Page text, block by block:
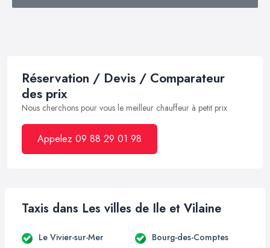
Réservation / Devis / Comparateur
des prix
Nous cherchons pour vous le meilleur chauffeur à petit prix
Appelez 09 88 29 01 98
Taxis dans Les villes de Ile et Vilaine
Le Vivier-sur-Mer Bourg-des-Comptes